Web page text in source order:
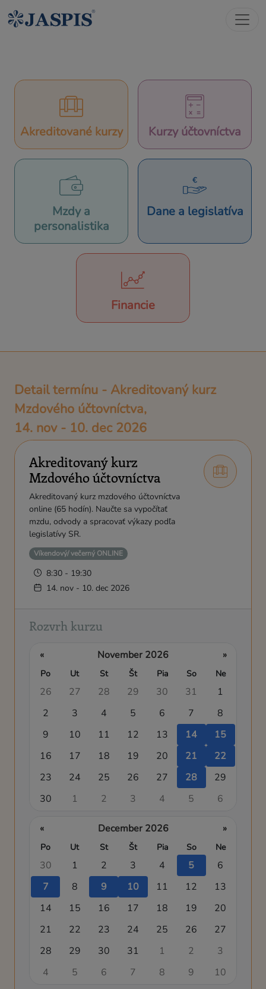
Akreditované kurzy Kurzy účtovníctva
Mzdy a
personalistika
Dane a legislatíva
Financie
Detail termínu - Akreditovaný kurz
Mzdového účtovníctva,
14. nov - 10. dec 2026
Akreditovaný kurz
Mzdového účtovníctva
Akreditovaný kurz mzdového účtovníctva
online (65 hodín). Naučte sa vypočítať
mzdu, odvody a spracovať výkazy podľa
legislatívy SR.
Víkendový/ večerný ONLINE
8:30 - 19:30
14. nov - 10. dec 2026
Rozvrh kurzu
« November 2026 »
Po Ut St Št Pia So Ne
26 27 28 29 30 31
1
2
3 4 5 6 7
8
9
10 11 12 13 14
15
16
17 18 19 20 21
22
23
24 25 26 27 28
29
30
1 2 3 4 5 6
« December 2026 »
Po Ut St Št Pia So Ne
30 1 2 3 4 5
6
7
8 9 10 11 12
13
14
15 16 17 18 19
20
21
22 23 24 25 26
27
28
29 30 31 1 2
3
4
5 6 7 8 9
10